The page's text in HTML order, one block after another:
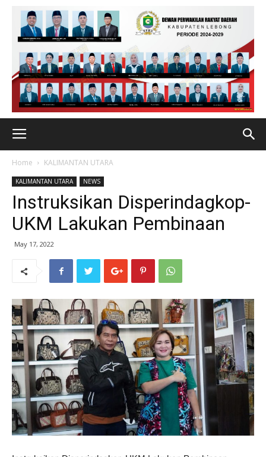
Home KALIMANTAN UTARA
KALIMANTAN UTARA NEWS
Instruksikan Disperindagkop-
UKM Lakukan Pembinaan
May 17, 2022